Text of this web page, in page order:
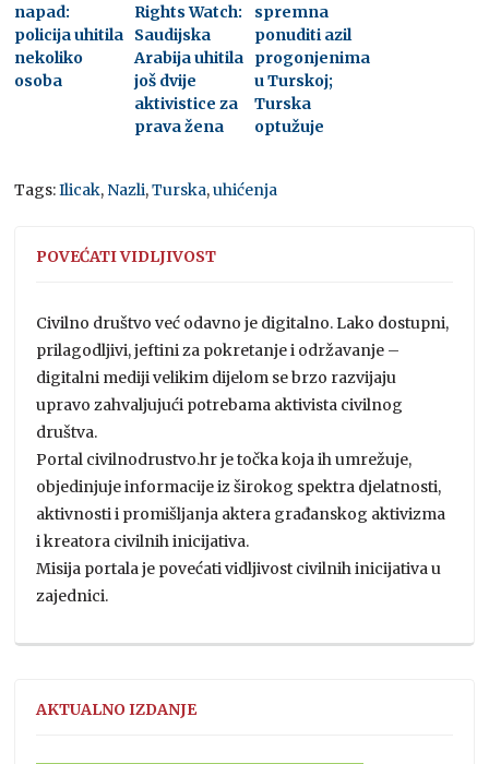
napad:
policija uhitila
nekoliko
osoba
Rights Watch:
Saudijska
Arabija uhitila
još dvije
aktivistice za
prava žena
spremna
ponuditi azil
progonjenima
u Turskoj;
Turska
optužuje
Tags:Ilicak, Nazli,Turska,uhićenja
POVEĆATI VIDLJIVOST
Civilno društvo već odavno je digitalno. Lako dostupni,
prilagodljivi, jeftini za pokretanje i održavanje –
digitalni mediji velikim dijelom se brzo razvijaju
upravo zahvaljujući potrebama aktivista civilnog
društva.
Portal civilnodrustvo.hr je točka koja ih umrežuje,
objedinjuje informacije iz širokog spektra djelatnosti,
aktivnosti i promišljanja aktera građanskog aktivizma
i kreatora civilnih inicijativa.
Misija portala je povećati vidljivost civilnih inicijativa u
zajednici.
AKTUALNO IZDANJE